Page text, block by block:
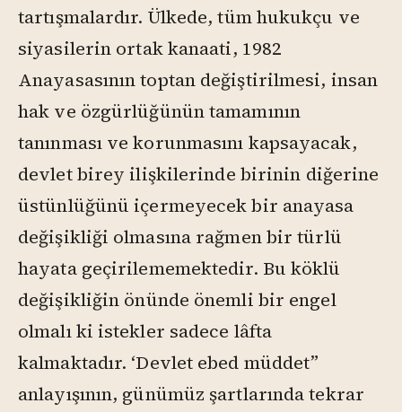
tartışmalardır. Ülkede, tüm hukukçu ve
siyasilerin ortak kanaati, 1982
Anayasasının toptan değiştirilmesi, insan
hak ve özgürlüğünün tamamının
tanınması ve korunmasını kapsayacak,
devlet birey ilişkilerinde birinin diğerine
üstünlüğünü içermeyecek bir anayasa
değişikliği olmasına rağmen bir türlü
hayata geçirilememektedir. Bu köklü
değişikliğin önünde önemli bir engel
olmalı ki istekler sadece lâfta
kalmaktadır. ‘Devlet ebed müddet”
anlayışının, günümüz şartlarında tekrar